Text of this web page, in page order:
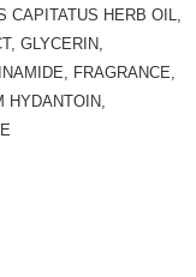
HERB OIL,
GLYCERIN,
FRAGRANCE,
HYDANTOIN,